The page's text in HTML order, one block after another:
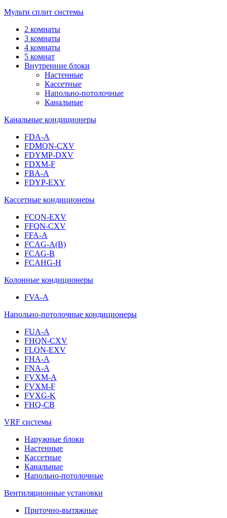
Мульти сплит системы
2 комнаты
3 комнаты
4 комнаты
5 комнат
Внутренние блоки
Настенные
Кассетные
Напольно-потолочные
Канальные
Канальные кондиционеры
FDA-A
FDMQN-CXV
FDYMP-DXV
FDXM-F
FBA-A
FDYP-EXY
Кассетные кондиционеры
FCQN-EXV
FFQN-CXV
FFA-A
FCAG-A(B)
FCAG-B
FCAHG-H
Колонные кондиционеры
FVA-A
Напольно-потолочные кондиционеры
FUA-A
FHQN-CXV
FLQN-EXV
FHA-A
FNA-A
FVXM-A
FVXM-F
FVXG-K
FHQ-CB
VRF системы
Наружные блоки
Настенные
Кассетные
Канальные
Напольно-потолочные
Вентиляционные установки
Приточно-вытяжные